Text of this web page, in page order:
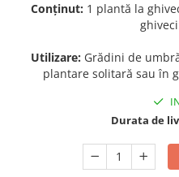
Conținut: 1 plantă la
Utilizare: Grădini de
plantare solitară sau în
Durata de